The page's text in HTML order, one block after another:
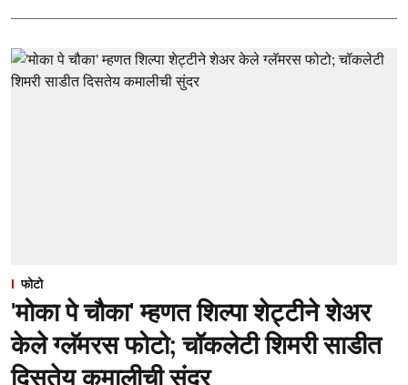
फोटो
'मोका पे चौका' म्हणत शिल्पा शेट्टीने शेअर
केले ग्लॅमरस फोटो; चॉकलेटी शिमरी साडीत
दिसतेय कमालीची सुंदर